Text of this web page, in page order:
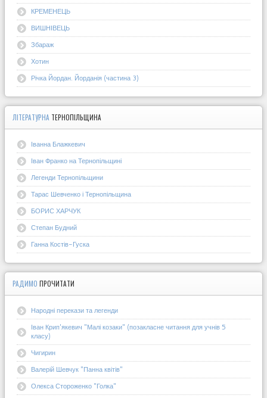
КРЕМЕНЕЦЬ
ВИШНІВЕЦЬ
Збараж
Хотин
Річка Йордан. Йорданія (частина 3)
ЛІТЕРАТУРНА ТЕРНОПІЛЬЩИНА
Іванна Блажкевич
Іван Франко на Тернопільщині
Легенди Тернопільщини
Тарас Шевченко і Тернопільщина
БОРИС ХАРЧУК
Степан Будний
Ганна Костів-Гуска
РАДИМО ПРОЧИТАТИ
Народні перекази та легенди
Іван Крип'якевич "Малі козаки" (позакласне читання для учнів 5
класу)
Чигирин
Валерій Шевчук "Панна квітів"
Олекса Стороженко "Голка"